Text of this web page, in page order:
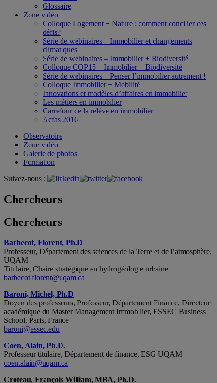
Glossaire
Zone vidéo
Colloque Logement + Nature : comment concilier ces
défis?
Série de webinaires – Immobilier et changements
climatiques
Série de webinaires – Immobilier + Biodiversité
Colloque COP15 – Immobilier + Biodiversité
Série de webinaires – Penser l’immobilier autrement !
Colloque Immobilier + Mobilité
Innovations et modèles d’affaires en immobilier
Les métiers en immobilier
Carrefour de la relève en immobilier
Acfas 2016
Observatoire
Zone vidéo
Galerie de photos
Formation
Suivez-nous :
Chercheurs
Chercheurs
Barbecot, Florent, Ph.D
Professeur, Département des sciences de la Terre et de l’atmosphère,
UQAM
Titulaire, Chaire stratégique en hydrogéologie urbaine
barbecot.florent@uqam.ca
Baroni, Michel, Ph.D
Doyen des professeurs, Professeur, Département Finance, Directeur
académique du Master Management Immobilier, ESSEC Business
School, Paris, France
baroni@essec.edu
Coen, Alain, Ph.D.
Professeur titulaire, Département de finance, ESG UQAM
coen.alain@uqam.ca
Croteau, François William, MBA, Ph.D.